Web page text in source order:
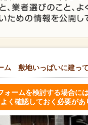
ム 敷地いっぱいに建っ
ォームを検討する場合に
く確認しておく必要があ